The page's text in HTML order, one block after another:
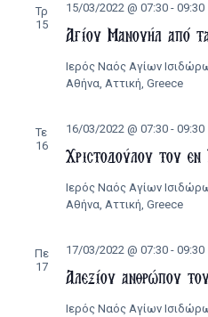
Τρ
15
Αγίου Μανουήλ από
15/03/2022 @ 07:30- 09:30
Ιερός Ναός Αγίων
Αθήνα, Αττική, Greece
Τε
16
Χριστοδούλου του
16/03/2022 @ 07:30- 09:30
Ιερός Ναός Αγίων
Αθήνα, Αττική, Greece
Πε
17
Αλεξίου ανθρώπου
17/03/2022 @ 07:30- 09:30
Ιερός Ναός Αγίων